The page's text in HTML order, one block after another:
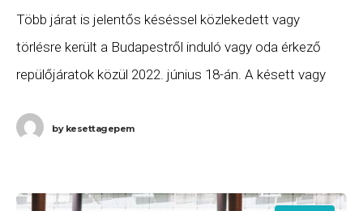
Több járat is jelentős késéssel közlekedett vagy
törlésre került a Budapestről induló vagy oda érkező
repülőjáratok közül 2022. június 18-án. A késett vagy
bykesettagepem